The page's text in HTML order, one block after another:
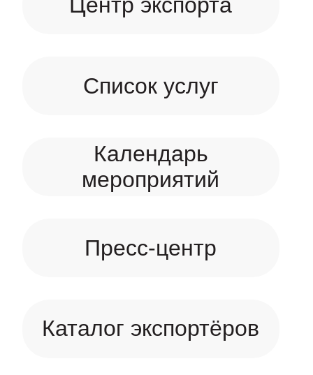
Список услуг
Календарь
мероприятий
Пресс-центр
Каталог экспортёров